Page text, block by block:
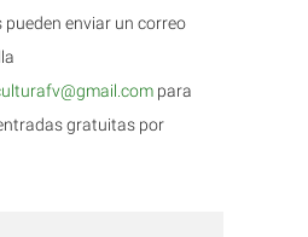
pueden enviar un correo
para
gratuitas por